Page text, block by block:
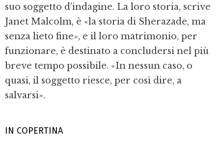
IN COPERTINA
suo soggetto d’indagine. La loro storia, scrive
Janet Malcolm, è «la storia di Sherazade, ma
senza lieto fine», e il loro matrimonio, per
funzionare, è destinato a concludersi nel più
breve tempo possibile. «In nessun caso, o
quasi, il soggetto riesce, per così dire, a
salvarsi».